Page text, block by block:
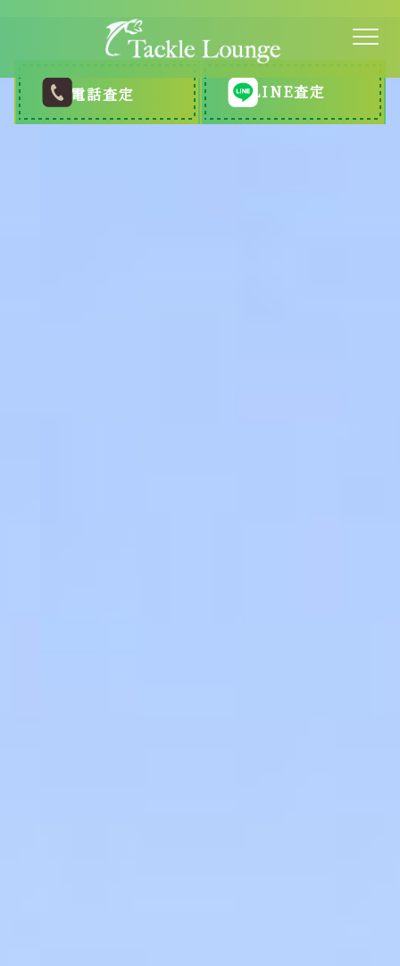
電話査定 LINE査定